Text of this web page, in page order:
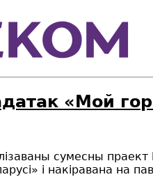
«Мой
сумесны
і накіравана на